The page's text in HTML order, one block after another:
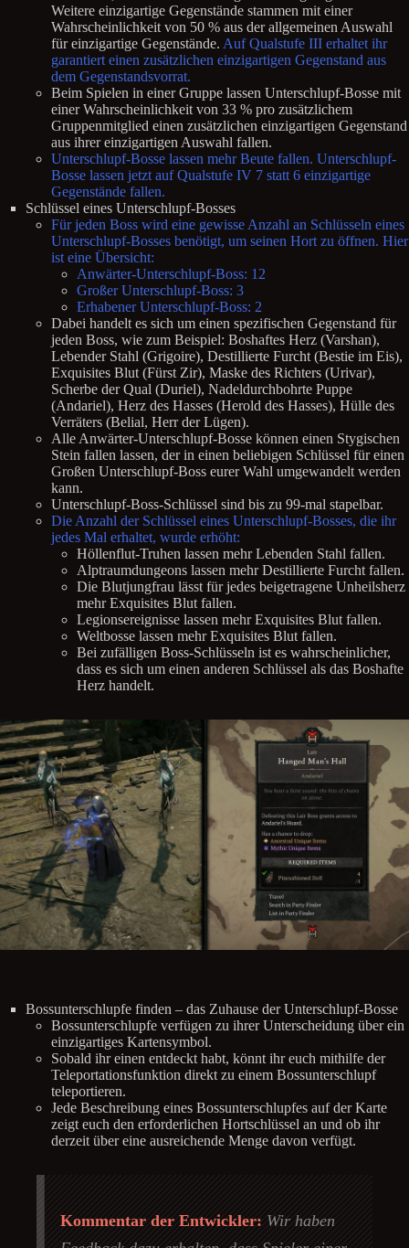
Weitere einzigartige Gegenstände stammen mit einer
Wahrscheinlichkeit von 50 % aus der allgemeinen Auswahl
für einzigartige Gegenstände. Auf Qualstufe III erhaltet ihr
garantiert einen zusätzlichen einzigartigen Gegenstand aus
dem Gegenstandsvorrat.
Beim Spielen in einer Gruppe lassen Unterschlupf-Bosse mit
einer Wahrscheinlichkeit von 33 % pro zusätzlichem
Gruppenmitglied einen zusätzlichen einzigartigen Gegenstand
aus ihrer einzigartigen Auswahl fallen.
Unterschlupf-Bosse lassen mehr Beute fallen. Unterschlupf-
Bosse lassen jetzt auf Qualstufe IV 7 statt 6 einzigartige
Gegenstände fallen.
Schlüssel eines Unterschlupf-Bosses
Für jeden Boss wird eine gewisse Anzahl an Schlüsseln eines
Unterschlupf-Bosses benötigt, um seinen Hort zu öffnen. Hier
ist eine Übersicht:
Anwärter-Unterschlupf-Boss: 12
Großer Unterschlupf-Boss: 3
Erhabener Unterschlupf-Boss: 2
Dabei handelt es sich um einen spezifischen Gegenstand für
jeden Boss, wie zum Beispiel: Boshaftes Herz (Varshan),
Lebender Stahl (Grigoire), Destillierte Furcht (Bestie im Eis),
Exquisites Blut (Fürst Zir), Maske des Richters (Urivar),
Scherbe der Qual (Duriel), Nadeldurchbohrte Puppe
(Andariel), Herz des Hasses (Herold des Hasses), Hülle des
Verräters (Belial, Herr der Lügen).
Alle Anwärter-Unterschlupf-Bosse können einen Stygischen
Stein fallen lassen, der in einen beliebigen Schlüssel für einen
Großen Unterschlupf-Boss eurer Wahl umgewandelt werden
kann.
Unterschlupf-Boss-Schlüssel sind bis zu 99-mal stapelbar.
Die Anzahl der Schlüssel eines Unterschlupf-Bosses, die ihr
jedes Mal erhaltet, wurde erhöht:
Höllenflut-Truhen lassen mehr Lebenden Stahl fallen.
Alptraumdungeons lassen mehr Destillierte Furcht fallen.
Die Blutjungfrau lässt für jedes beigetragene Unheilsherz
mehr Exquisites Blut fallen.
Legionsereignisse lassen mehr Exquisites Blut fallen.
Weltbosse lassen mehr Exquisites Blut fallen.
Bei zufälligen Boss-Schlüsseln ist es wahrscheinlicher,
dass es sich um einen anderen Schlüssel als das Boshafte
Herz handelt.
Bossunterschlupfe finden – das Zuhause der Unterschlupf-Bosse
Bossunterschlupfe verfügen zu ihrer Unterscheidung über ein
einzigartiges Kartensymbol.
Sobald ihr einen entdeckt habt, könnt ihr euch mithilfe der
Teleportationsfunktion direkt zu einem Bossunterschlupf
teleportieren.
Jede Beschreibung eines Bossunterschlupfes auf der Karte
zeigt euch den erforderlichen Hortschlüssel an und ob ihr
derzeit über eine ausreichende Menge davon verfügt.
Kommentar der Entwickler: Wir haben